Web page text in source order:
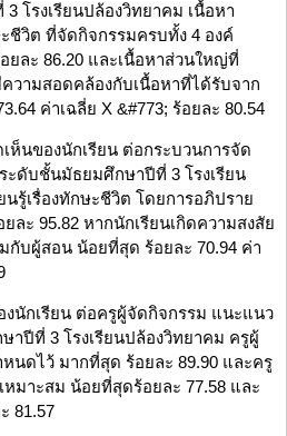
โรงเรียนปล้องวิทยาคม เนื้อหา
วิต ที่จัดกิจกรรมครบทั้ง 4 องค์
ละ 86.20 และเนื้อหาส่วนใหญ่ที่
วามสอดคล้องกับเนื้อหาที่ได้รับจาก
ค่าเฉลี่ย X &#773; ร้อยละ 80.54
ห็นของนักเรียน ต่อกระบวนการจัด
ดับชั้นมัธยมศึกษาปีที่ 3 โรงเรียน
รู้เรื่องทักษะชีวิต โดยการอภิปราย
ละ 95.82 หากนักเรียนเกิดความสงสัย
กับผู้สอน น้อยที่สุด ร้อยละ 70.94 ค่า
งนักเรียน ต่อครูผู้จัดกิจกรรม แนะแนว
ปีที่ 3 โรงเรียนปล้องวิทยาคม ครูผู้
นดไว้ มากที่สุด ร้อยละ 89.90 และครู
มาะสม น้อยที่สุดร้อยละ 77.58 และ
81.57